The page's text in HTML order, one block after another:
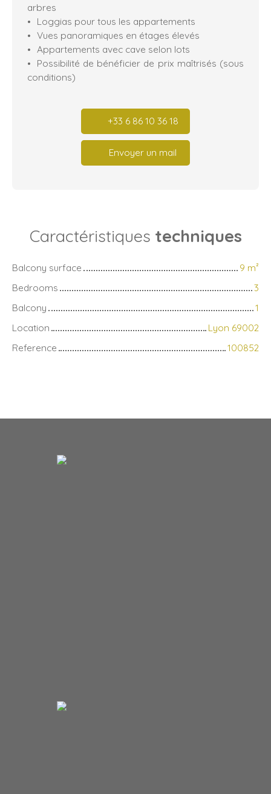
arbres
Loggias pour tous les appartements
Vues panoramiques en étages élevés
Appartements avec cave selon lots
Possibilité de bénéficier de prix maîtrisés (sous
conditions)
+33 6 86 10 36 18
Envoyer un mail
Caractéristiques techniques
Balcony surface 9 m²
Bedrooms
3
Balcony
1
Location
Lyon 69002
Reference
100852